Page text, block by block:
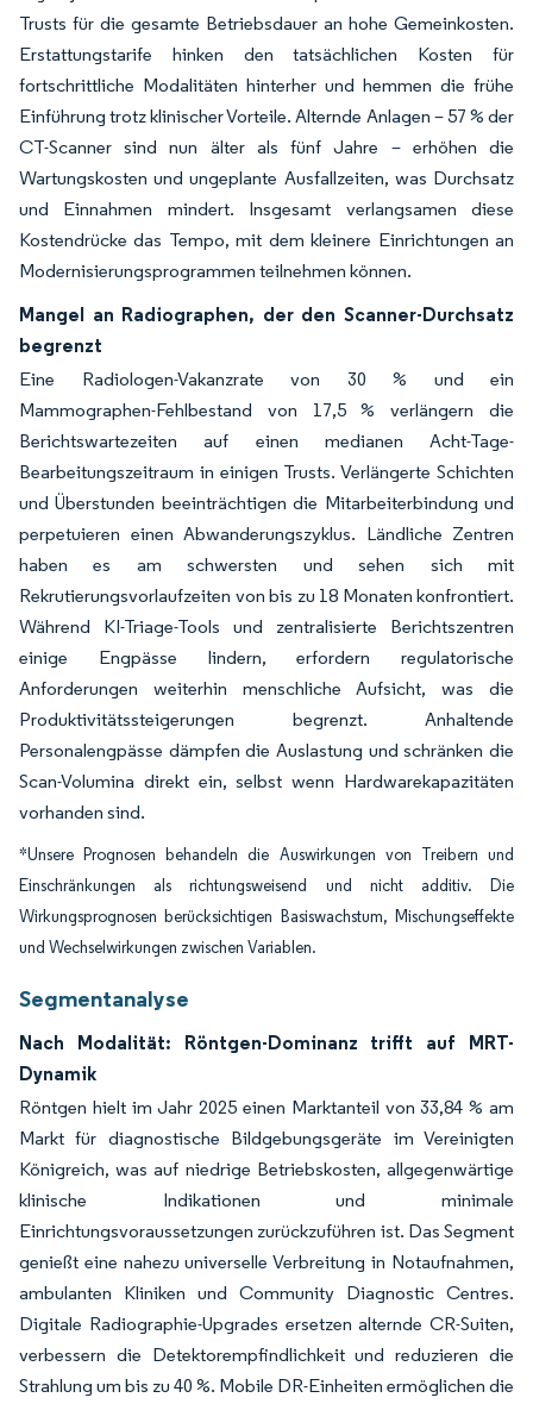
Trusts für die gesamte Betriebsdauer an hohe Gemeinkosten.
Erstattungstarife hinken den tatsächlichen Kosten für
fortschrittliche Modalitäten hinterher und hemmen die frühe
Einführung trotz klinischer Vorteile. Alternde Anlagen – 57 % der
CT-Scanner sind nun älter als fünf Jahre – erhöhen die
Wartungskosten und ungeplante Ausfallzeiten, was Durchsatz
und Einnahmen mindert. Insgesamt verlangsamen diese
Kostendrücke das Tempo, mit dem kleinere Einrichtungen an
Modernisierungsprogrammen teilnehmen können.
Mangel an Radiographen, der den Scanner-Durchsatz
begrenzt
Eine Radiologen-Vakanzrate von 30 % und ein
Mammographen-Fehlbestand von 17,5 % verlängern die
Berichtswartezeiten auf einen medianen Acht-Tage-
Bearbeitungszeitraum in einigen Trusts. Verlängerte Schichten
und Überstunden beeinträchtigen die Mitarbeiterbindung und
perpetuieren einen Abwanderungszyklus. Ländliche Zentren
haben es am schwersten und sehen sich mit
Rekrutierungsvorlaufzeiten von bis zu 18 Monaten konfrontiert.
Während KI-Triage-Tools und zentralisierte Berichtszentren
einige Engpässe lindern, erfordern regulatorische
Anforderungen weiterhin menschliche Aufsicht, was die
Produktivitätssteigerungen begrenzt. Anhaltende
Personalengpässe dämpfen die Auslastung und schränken die
Scan-Volumina direkt ein, selbst wenn Hardwarekapazitäten
vorhanden sind.
*Unsere Prognosen behandeln die Auswirkungen von Treibern und
Einschränkungen als richtungsweisend und nicht additiv. Die
Wirkungsprognosen berücksichtigen Basiswachstum, Mischungseffekte
und Wechselwirkungen zwischen Variablen.
Segmentanalyse
Nach Modalität: Röntgen-Dominanz trifft auf MRT-
Dynamik
Röntgen hielt im Jahr 2025 einen Marktanteil von 33,84 % am
Markt für diagnostische Bildgebungsgeräte im Vereinigten
Königreich, was auf niedrige Betriebskosten, allgegenwärtige
klinische Indikationen und minimale
Einrichtungsvoraussetzungen zurückzuführen ist. Das Segment
genießt eine nahezu universelle Verbreitung in Notaufnahmen,
ambulanten Kliniken und Community Diagnostic Centres.
Digitale Radiographie-Upgrades ersetzen alternde CR-Suiten,
verbessern die Detektorempfindlichkeit und reduzieren die
Strahlung um bis zu 40 %. Mobile DR-Einheiten ermöglichen die